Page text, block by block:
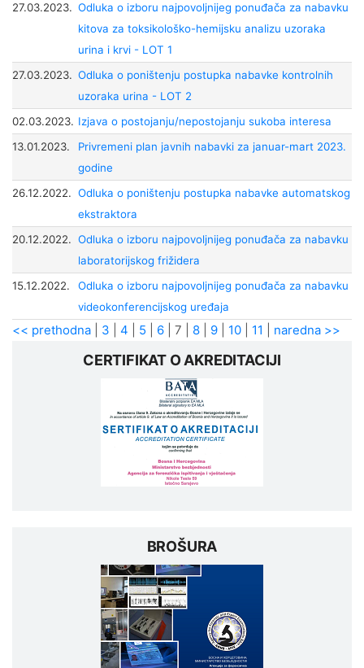
27.03.2023. Odluka o izboru najpovoljnijeg ponuđača za nabavku
kitova za toksikološko-hemijsku analizu uzoraka
urina i krvi - LOT 1
27.03.2023. Odluka o poništenju postupka nabavke kontrolnih
uzoraka urina - LOT 2
02.03.2023. Izjava o postojanju/nepostojanju sukoba interesa
13.01.2023.
Privremeni plan javnih nabavki za januar-mart 2023.
godine
26.12.2022. Odluka o poništenju postupka nabavke automatskog
ekstraktora
20.12.2022. Odluka o izboru najpovoljnijeg ponuđača za nabavku
laboratorijskog frižidera
15.12.2022.
Odluka o izboru najpovoljnijeg ponuđača za nabavku
videokonferencijskog uređaja
<< prethodna 3 4 5 6 7 8 9 10 11 naredna >>
CERTIFIKAT O AKREDITACIJI
BROŠURA